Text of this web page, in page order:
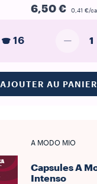
6,50 € 0,41 €/
16 1
AJOUTER AU PANIER
A MODO MIO
Capsules A
Intenso